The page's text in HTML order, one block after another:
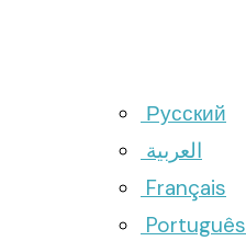
Русский
العربية
Français
Português